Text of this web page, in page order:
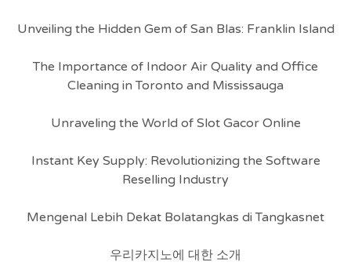
Unveiling the Hidden Gem of San Blas: Franklin Island
The Importance of Indoor Air Quality and Office
Cleaning in Toronto and Mississauga
Unraveling the World of Slot Gacor Online
Instant Key Supply: Revolutionizing the Software
Reselling Industry
Mengenal Lebih Dekat Bolatangkas di Tangkasnet
우리카지노에 대한 소개